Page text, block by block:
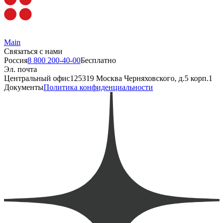
Main
Связаться с нами
Россия8 800 200-40-00Бесплатно
Эл. почта
Центральный офис125319 Москва Черняховского, д.5 корп.1
ДокументыПолитика конфиденциальности